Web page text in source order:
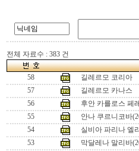
전체 자료수 : 383 건
58
길레르모 코리아
57
길레르모 카나스
56
후안 카를로스 페
55
안나 쿠르니코바
54
실비아 파리나 엘
53
막달레나 말리바